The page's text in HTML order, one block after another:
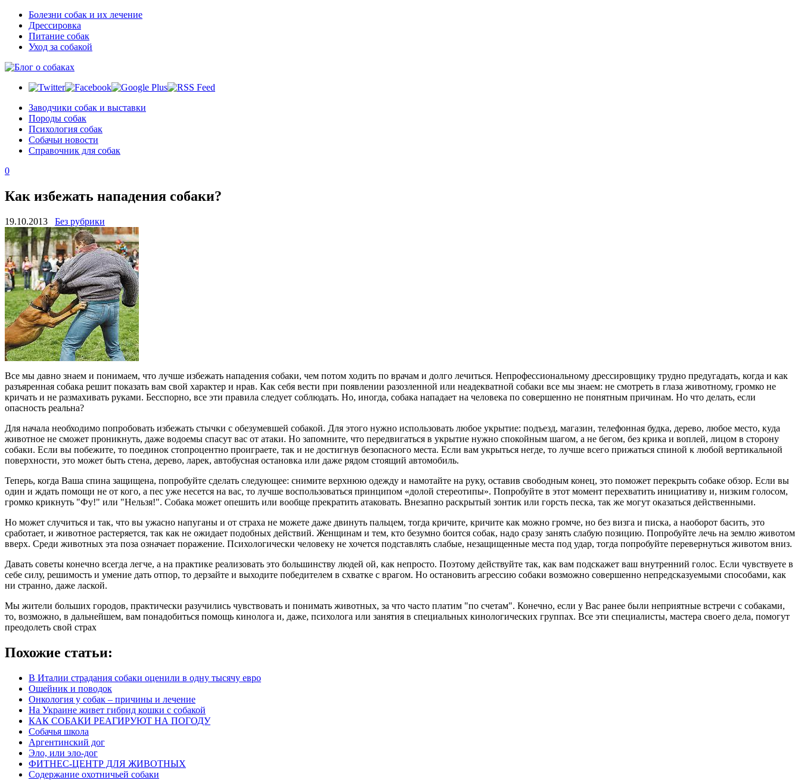
Болезни собак и их лечение
Дрессировка
Питание собак
Уход за собакой
Заводчики собак и выставки
Породы собак
Психология собак
Собачьи новости
Справочник для собак
0
Как избежать нападения собаки?
19.10.2013 Без рубрики
Все мы давно знаем и понимаем, что лучше избежать нападения собаки, чем потом ходить по врачам и долго лечиться. Непрофессиональному дрессировщику трудно предугадать, когда и как
разъяренная собака решит показать вам свой характер и нрав. Как себя вести при появлении разозленной или неадекватной собаки все мы знаем: не смотреть в глаза животному, громко не
кричать и не размахивать руками. Бесспорно, все эти правила следует соблюдать. Но, иногда, собака нападает на человека по совершенно не понятным причинам. Но что делать, если
опасность реальна?
Для начала необходимо попробовать избежать стычки с обезумевшей собакой. Для этого нужно использовать любое укрытие: подъезд, магазин, телефонная будка, дерево, любое место, куда
животное не сможет проникнуть, даже водоемы спасут вас от атаки. Но запомните, что передвигаться в укрытие нужно спокойным шагом, а не бегом, без крика и воплей, лицом в сторону
собаки. Если вы побежите, то поединок стопроцентно проиграете, так и не достигнув безопасного места. Если вам укрыться негде, то лучше всего прижаться спиной к любой вертикальной
поверхности, это может быть стена, дерево, ларек, автобусная остановка или даже рядом стоящий автомобиль.
Теперь, когда Ваша спина защищена, попробуйте сделать следующее: снимите верхнюю одежду и намотайте на руку, оставив свободным конец, это поможет перекрыть собаке обзор. Если вы
один и ждать помощи не от кого, а пес уже несется на вас, то лучше воспользоваться принципом «долой стереотипы». Попробуйте в этот момент перехватить инициативу и, низким голосом,
громко крикнуть "Фу!" или "Нельзя!". Собака может опешить или вообще прекратить атаковать. Внезапно раскрытый зонтик или горсть песка, так же могут оказаться действенными.
Но может случиться и так, что вы ужасно напуганы и от страха не можете даже двинуть пальцем, тогда кричите, кричите как можно громче, но без визга и писка, а наоборот басить, это
сработает, и животное растеряется, так как не ожидает подобных действий. Женщинам и тем, кто безумно боится собак, надо сразу занять слабую позицию. Попробуйте лечь на землю животом
вверх. Среди животных эта поза означает поражение. Психологически человеку не хочется подставлять слабые, незащищенные места под удар, тогда попробуйте перевернуться животом вниз.
Давать советы конечно всегда легче, а на практике реализовать это большинству людей ой, как непросто. Поэтому действуйте так, как вам подскажет ваш внутренний голос. Если чувствуете в
себе силу, решимость и умение дать отпор, то дерзайте и выходите победителем в схватке с врагом. Но остановить агрессию собаки возможно совершенно непредсказуемыми способами, как
ни странно, даже лаской.
Мы жители больших городов, практически разучились чувствовать и понимать животных, за что часто платим "по счетам". Конечно, если у Вас ранее были неприятные встречи с собаками,
то, возможно, в дальнейшем, вам понадобиться помощь кинолога и, даже, психолога или занятия в специальных кинологических группах. Все эти специалисты, мастера своего дела, помогут
преодолеть свой страх
Похожие статьи:
В Италии страдания собаки оценили в одну тысячу евро
Ошейник и поводок
Онкология у собак – причины и лечение
На Украине живет гибрид кошки с собакой
КАК СОБАКИ РЕАГИРУЮТ НА ПОГОДУ
Собачья школа
Аргентинский дог
Эло, или эло-дог
ФИТНЕС-ЦЕНТР ДЛЯ ЖИВОТНЫХ
Содержание охотничьей собаки